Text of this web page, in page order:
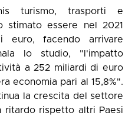
turismo, trasporti e
stimato essere nel 2021
euro, facendo arrivare
lo studio, "l'impatto
a 252 miliardi di euro
economia pari al 15,8%".
la crescita del settore
ritardo rispetto altri Paesi